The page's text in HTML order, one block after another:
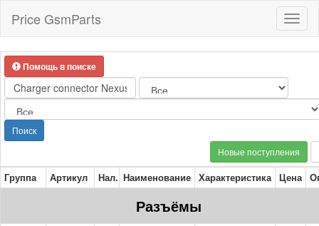
Price GsmParts
Помощь в поиске
Поиск
Новые поступления
Группа Артикул Нал. Наименование Характеристика Цена
Разъёмы